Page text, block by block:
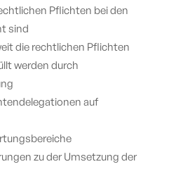
Pflichten bei den
sind
die rechtlichen Pflichten
werden durch
auf
zu der Umsetzung der